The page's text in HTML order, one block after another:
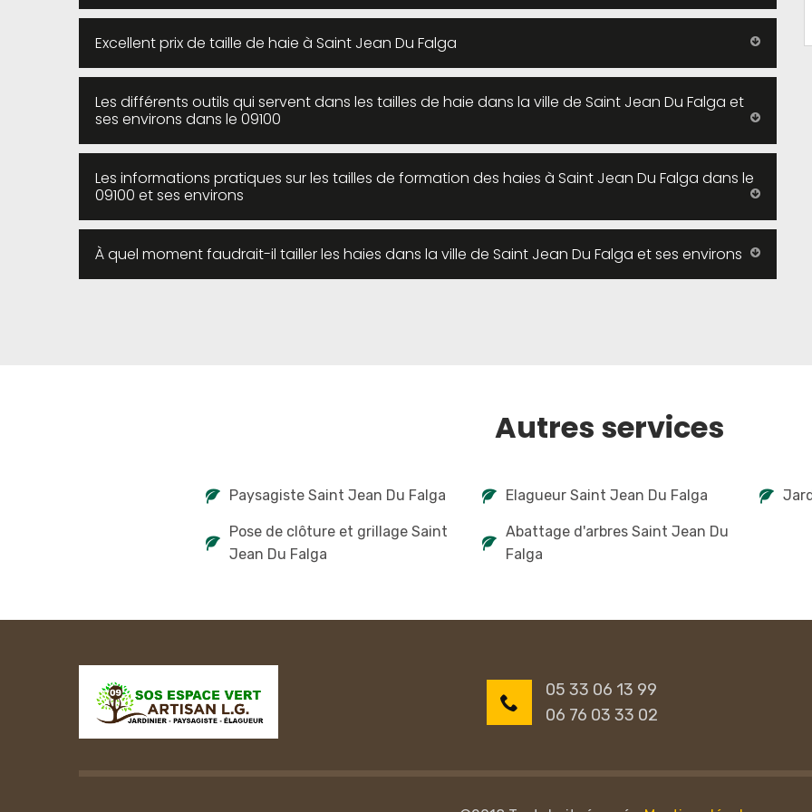
Excellent prix de taille de haie à Saint Jean Du Falga
Les différents outils qui servent dans les tailles de haie dans la ville de Saint Jean Du Falga et
ses environs dans le 09100
Les informations pratiques sur les tailles de formation des haies à Saint Jean Du Falga dans le
09100 et ses environs
À quel moment faudrait-il tailler les haies dans la ville de Saint Jean Du Falga et ses environs
Autres services
Paysagiste Saint Jean Du Falga
Pose de clôture et grillage Saint
Jean Du Falga
Elagueur Saint Jean Du Falga
Abattage d'arbres Saint Jean Du
Falga
05 33 06 13 99
06 76 03 33 02